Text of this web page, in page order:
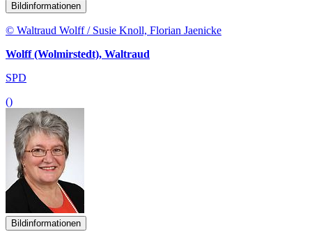
Bildinformationen
© Waltraud Wolff / Susie Knoll, Florian Jaenicke
Wolff (Wolmirstedt), Waltraud
SPD
()
Bildinformationen